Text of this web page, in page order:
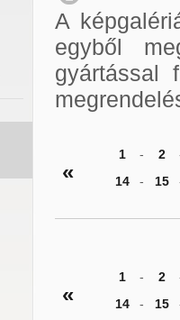
A
egyből
gyártással
«
1 - 2
14
- 15
«
1 - 2
14
- 15